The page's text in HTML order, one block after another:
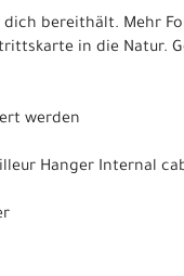
dich bereithält. Mehr
in die Natur.
werden
Hanger Internal